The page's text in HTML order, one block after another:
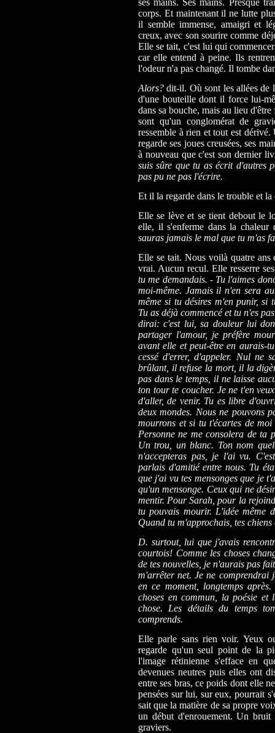
ses mains. Ses mains. Presque
corps. Et maintenant il ne lutte
il semble immense, amaigri et
creux, avec son sourire comme
Elle se tait, c'est lui qui
car elle entend à peine. Ils
l'odeur n'a pas changé. Il tombe
Alors? dit-il. Où sont les allées de
d'une bouteille dont il force lui-
dans sa bouche, mais au lieu
sont qu'un conglomérat de
ressemble à rien et tout est
regarde ses joues creusées, ses
à nouveau que c'est son dernier
suis sûre que tu as écrit d'autres
pas pu ne pas l'écrire.
Et il la regarde dans le trouble et
Elle se lève et se tient debout le
elle, il s'enferme dans la chaleur
sauras jamais le mal que tu m'as
Elle se tait. Nous voilà quatre ans
vrai. Aucun recul. Elle resserre
tu me demandais. - Tu l'aimes
moi-même. Jamais il n'en sera
même si tu désires m'en punir, si
Tu as déjà commencé et tu n'es
dirai: c'est lui, sa douleur lui
partager l'amour, je préfère
avant elle et peut-être en aurais-
cessé d'errer, d'appeler. Nul ne
brûlant, il refuse la mort, il la
pas dans le temps, il ne laisse
ton tour te coucher. Je ne t'en
d'aller, de venir. Tu es libre
deux mondes. Nous ne pouvons
mourrons et si tu t'écartes de
Personne ne me consolera de ta
Un trou, un blanc. Ton nom
n'accepteras pas, je l'ai vu.
parlais d'amitié entre nous. Tu
que j'ai vu tes mensonges que je
qu'un mensonge. Ceux qui ne
mentir. Pour Sarah, pour la
tu pouvais mourir. L'idée même
Quand tu m'approchais, tes
D. surtout, lui que j'avais
courtois! Comme les choses
de tes nouvelles, je n'aurais pas
m'arrêter net. Je ne comprendrai
en ce moment, longtemps
choses en commun, la poésie et
chose. Les détails du temps
comprends.
Elle parle sans rien voir. Yeux
regarde qu'un seul point de la
l'image rétinienne s'efface en
devenues neutres puis elles ont
entre ses bras, ce poids dont elle
pensées sur lui, sur eux, pourrait
sait que la matière de sa propre
un début d'enrouement. Un
graviers.